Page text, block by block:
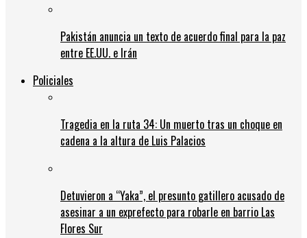
Pakistán anuncia un texto de acuerdo final para la paz
entre EE.UU. e Irán
Policiales
Tragedia en la ruta 34: Un muerto tras un choque en
cadena a la altura de Luis Palacios
Detuvieron a “Yaka”, el presunto gatillero acusado de
asesinar a un exprefecto para robarle en barrio Las
Flores Sur